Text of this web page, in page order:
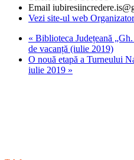
Email
Vezi site-ul web Organizator
« Biblioteca Județeană
de vacanță (iulie 2019)
O nouă etapă a Turneului
iulie 2019 »